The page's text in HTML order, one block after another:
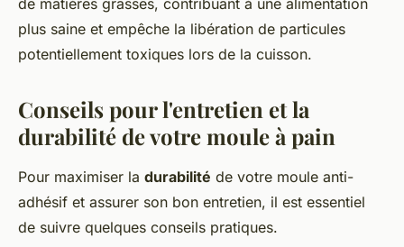
de matières grasses, contribuant à une alimentation
plus saine et empêche la libération de particules
potentiellement toxiques lors de la cuisson.
Conseils pour l'entretien et la
durabilité de votre moule à pain
Pour maximiser la durabilité de votre moule anti-
adhésif et assurer son bon entretien, il est essentiel
de suivre quelques conseils pratiques.